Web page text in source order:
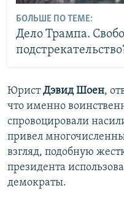
БОЛЬШЕ ПО ТЕМЕ:
Дело Трампа.
ЮристДэвид Шоен,
что именно
спровоцировали
привел
взгляд, подобную
президента
демократы.